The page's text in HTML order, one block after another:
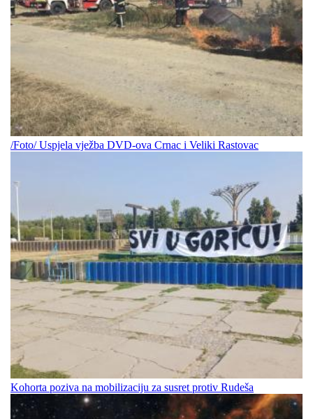
/Foto/ Uspjela vježba DVD-ova Crnac i Veliki Rastovac
Kohorta poziva na mobilizaciju za susret protiv Rudeša